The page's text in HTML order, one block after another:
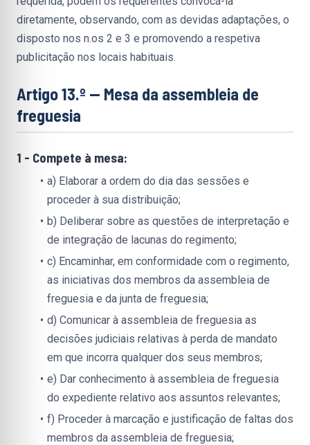
diretamente, observando, com as devidas adaptações, o
disposto nos n.os 2 e 3 e promovendo a respetiva
publicitação nos locais habituais.
Artigo 13.º — Mesa da assembleia de
freguesia
1 - Compete à mesa:
a) Elaborar a ordem do dia das sessões e
proceder à sua distribuição;
b) Deliberar sobre as questões de interpretação e
de integração de lacunas do regimento;
c) Encaminhar, em conformidade com o regimento,
as iniciativas dos membros da assembleia de
freguesia e da junta de freguesia;
d) Comunicar à assembleia de freguesia as
decisões judiciais relativas à perda de mandato
em que incorra qualquer dos seus membros;
e) Dar conhecimento à assembleia de freguesia
do expediente relativo aos assuntos relevantes;
f) Proceder à marcação e justificação de faltas dos
membros da assembleia de freguesia;